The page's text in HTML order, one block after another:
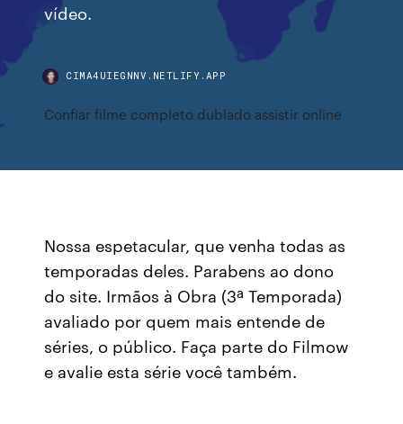
vídeo.
CIMA4UIEGNNV.NETLIFY.APP
Confiar filme completo dublado assistir online
Nossa espetacular, que venha todas as
temporadas deles. Parabens ao dono
do site. Irmãos à Obra (3ª Temporada)
avaliado por quem mais entende de
séries, o público. Faça parte do Filmow
e avalie esta série você também.